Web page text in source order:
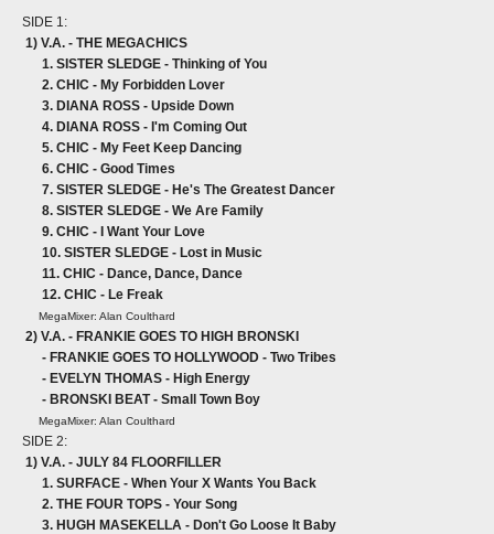
SIDE 1:
1) V.A. - THE MEGACHICS
1. SISTER SLEDGE - Thinking of You
2. CHIC - My Forbidden Lover
3. DIANA ROSS - Upside Down
4. DIANA ROSS - I'm Coming Out
5. CHIC - My Feet Keep Dancing
6. CHIC - Good Times
7. SISTER SLEDGE - He's The Greatest Dancer
8. SISTER SLEDGE - We Are Family
9. CHIC - I Want Your Love
10. SISTER SLEDGE - Lost in Music
11. CHIC - Dance, Dance, Dance
12. CHIC - Le Freak
MegaMixer: Alan Coulthard
2) V.A. - FRANKIE GOES TO HIGH BRONSKI
- FRANKIE GOES TO HOLLYWOOD - Two Tribes
- EVELYN THOMAS - High Energy
- BRONSKI BEAT - Small Town Boy
MegaMixer: Alan Coulthard
SIDE 2:
1) V.A. - JULY 84 FLOORFILLER
1. SURFACE - When Your X Wants You Back
2. THE FOUR TOPS - Your Song
3. HUGH MASEKELLA - Don't Go Loose It Baby